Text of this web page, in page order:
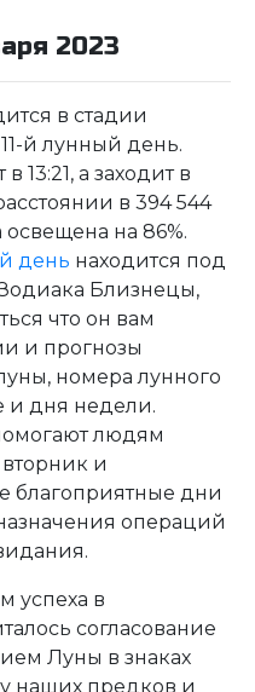
2023
в стадии
й лунный день.
13:21, а заходит в
в 394 544
на 86%.
день находится под
Близнецы,
что он вам
и прогнозы
номера лунного
и дня недели.
людям
и
благоприятные дни
операций
успеха в
согласование
Луны в знаках
наших предков и